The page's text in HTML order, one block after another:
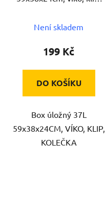
Není skladem
199 Kč
DO KOŠÍKU
Box úložný 37L
59x38x24CM, VÍKO, KLIP,
KOLEČKA